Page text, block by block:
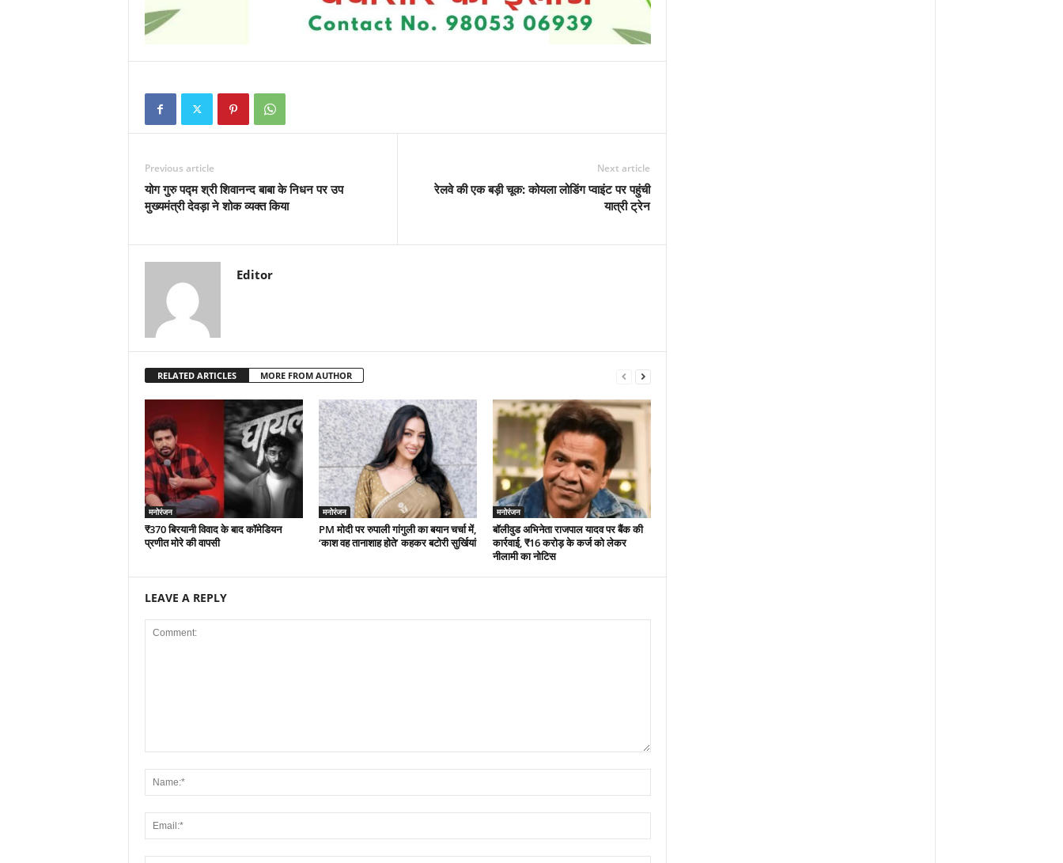
Previous article
योग गुरु पद्म श्री शिवानन्द बाबा के निधन पर उप
मुख्यमंत्री देवड़ा ने शोक व्यक्त किया
Next article
रेलवे की एक बड़ी चूक: कोयला लोडिंग प्वाइंट पर पहुंची
यात्री ट्रेन
Editor
RELATED ARTICLES MORE FROM AUTHOR
मनोरंजन
₹370 बिरयानी विवाद के बाद कॉमेडियन
प्रणीत मोरे की वापसी
मनोरंजन
PM मोदी पर रुपाली गांगुली का बयान चर्चा में,
‘काश वह तानाशाह होते’ कहकर बटोरी सुर्खियां
मनोरंजन
बॉलीवुड अभिनेता राजपाल यादव पर बैंक की
कार्रवाई, ₹16 करोड़ के कर्ज को लेकर
नीलामी का नोटिस
LEAVE A REPLY